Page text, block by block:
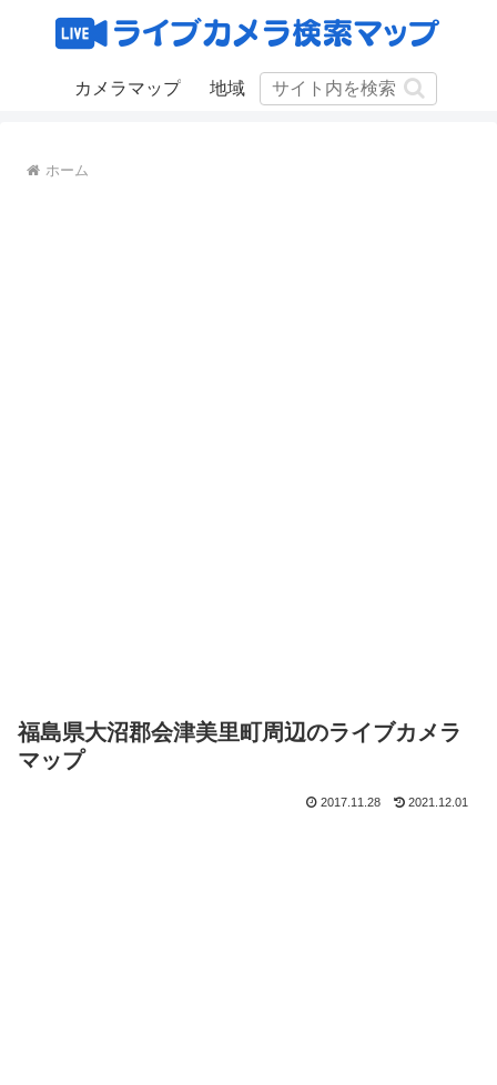
カメラマップ 地域
ホーム
福島県大沼郡会津美里町周辺のライブカメラ
マップ
2017.11.28 2021.12.01